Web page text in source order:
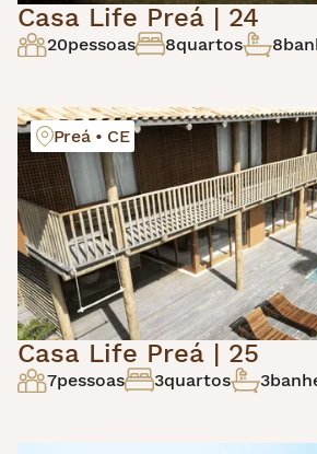
Casa Life Preá | 24
20pessoas 8quartos 8
Preá • CE
Casa Life Preá | 25
7pessoas 3quartos 3